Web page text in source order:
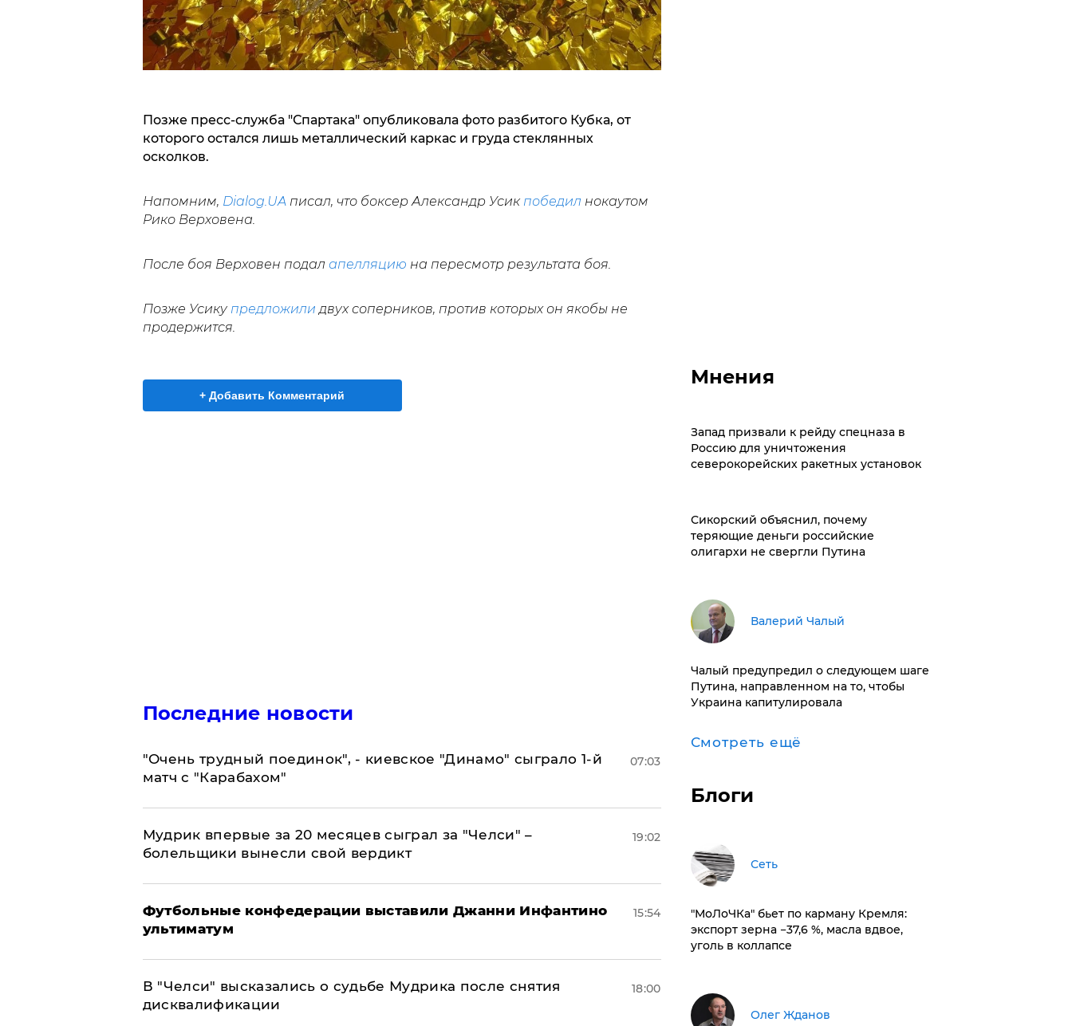
Позже пресс-служба "Спартака" опубликовала фото разбитого Кубка, от
которого остался лишь металлический каркас и груда стеклянных
осколков.
Напомним, Dialog.UAписал, что боксер Александр Усик победил нокаутом
Рико Верховена.
После боя Верховен подал апелляцию на пересмотр результата боя.
Позже Усику предложили двух соперников, против которых он якобы не
продержится.
+ Добавить Комментарий
Последние новости
"Очень трудный поединок", - киевское "Динамо" сыграло 1-й
матч с "Карабахом"
07:03
Мудрик впервые за 20 месяцев сыграл за "Челси" –
болельщики вынесли свой вердикт
19:02
Футбольные конфедерации выставили Джанни Инфантино
ультиматум
15:54
В "Челси" высказались о судьбе Мудрика после снятия
дисквалификации
18:00
Мнения
Запад призвали к рейду спецназа в
Россию для уничтожения
северокорейских ракетных установок
Сикорский объяснил, почему
теряющие деньги российские
олигархи не свергли Путина
Валерий Чалый
Чалый предупредил о следующем шаге
Путина, направленном на то, чтобы
Украина капитулировала
Смотреть ещё
Блоги
Сеть
​"МоЛоЧКа" бьет по карману Кремля:
экспорт зерна −37,6 %, масла вдвое,
уголь в коллапсе
Олег Жданов